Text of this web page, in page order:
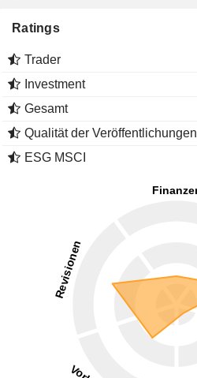
Ratings
Trader
Investment
Gesamt
Qualität der Veröffentlichungen
ESG MSCI